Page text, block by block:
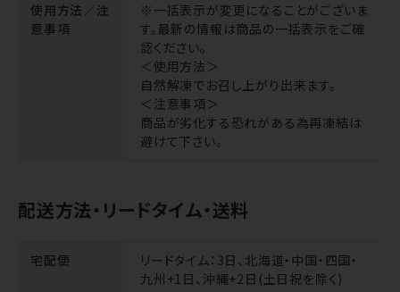
使用方法／注
意事項
※一括表示が変更になることがございま
す。最新の情報は商品の一括表示をご確
認ください。
＜使用方法＞
自然解凍でお召し上がり出来ます。
＜注意事項＞
商品が劣化する恐れがある為再凍結は
避けて下さい。
配送方法・リードタイム・送料
宅配便 リードタイム：3日、北海道・中国・四国・
九州+1日、沖縄+2日(土日祝を除く)